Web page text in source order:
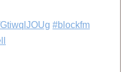
#blockfm